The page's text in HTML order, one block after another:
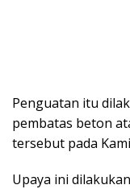
Penguatan itu
pembatas beton
tersebut pada
Upaya ini